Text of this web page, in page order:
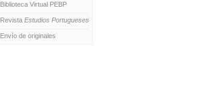
Biblioteca Virtual PEBP
Revista Estudios Portugueses
Envío de originales